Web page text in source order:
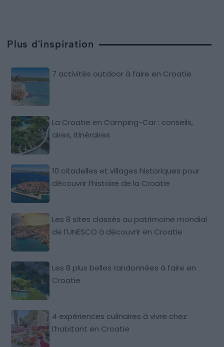
Plus d'inspiration
7 activités outdoor à faire en Croatie
La Croatie en Camping-Car : conseils,
aires, itinéraires
10 citadelles et villages historiques pour
découvrir l’histoire de la Croatie
Les 8 sites classés au patrimoine mondial
de l’UNESCO à découvrir en Croatie
Les 8 plus belles randonnées à faire en
Croatie
4 expériences culinaires à vivre chez
l’habitant en Croatie